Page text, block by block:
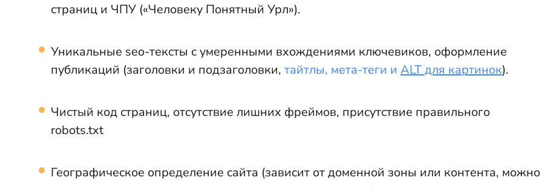
страниц и ЧПУ («Человеку Понятный Урл»).
Уникальные seo-тексты с умеренными вхождениями ключевиков, оформление
публикаций (заголовки и подзаголовки, тайтлы, мета-теги и ALT для картинок).
Чистый код страниц, отсутствие лишних фреймов, присутствие правильного
robots.txt
Географическое определение сайта (зависит от доменной зоны или контента, можно